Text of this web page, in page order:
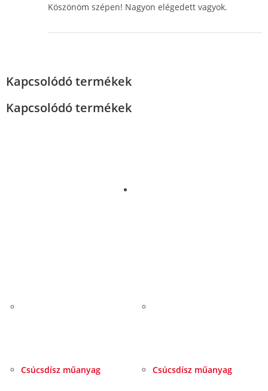
Köszönöm szépen! Nagyon elégedett vagyok.
Kapcsolódó termékek
Kapcsolódó termékek
Csúcsdísz műanyag Csúcsdísz műanyag